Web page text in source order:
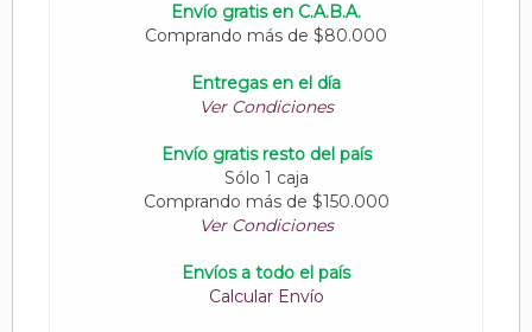
Envío gratis en C.A.B.A.
Comprando más de $80.000
Entregas en el día
Ver Condiciones
Envío gratis resto del país
Sólo 1 caja
Comprando más de $150.000
Ver Condiciones
Envíos a todo el país
Calcular Envío